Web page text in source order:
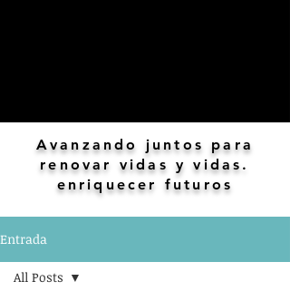
Avanzando juntos para
renovar vidas y vidas.
enriquecer futuros
Entrada
All Posts